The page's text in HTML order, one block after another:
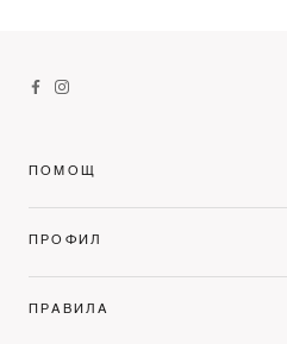
ПОМОЩ
ПРОФИЛ
ПРАВИЛА